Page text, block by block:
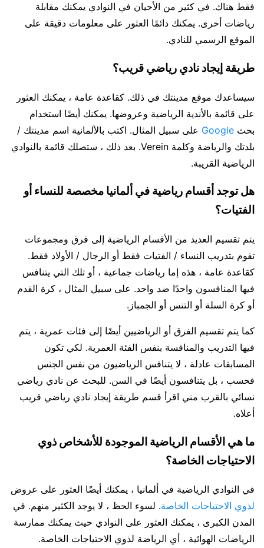
فقط هناك. في كثير من الأحيان في النوادي يمكنك مقابلة
رياضات أخرى. يمكنك دائمًا العثور على معلومات دقيقة على
الموقع الرسمي للنادي.
طريقة إيجاد نادي رياضي قريب؟
سيساعدك موقع مدينتك في ذلك. كقاعدة عامة ، يمكنك العثور
على قائمة بالأندية الرياضية وعروضها. يمكنك أيضًا استخدام
بحث Google على سبيل المثال. اكتب بالألمانية اسم مدينتك /
بلدتك والرياضة وكلمة Verein. بعد ذلك ، ستصلك قائمة بالنوادي
الرياضية القريبة.
هل توجد أقسام رياضية في ألمانيا مخصصة للنساء أو
الفتيات؟
يتم تقسيم العديد من الأقسام الرياضية إلى فرق ومجموعات
تقوم بتدريب النساء / الفتيات فقط أو الرجال / الأولاد فقط.
كقاعدة عامة ، هذه إما رياضات جماعية ، أو تلك التي يتنافس
فيها المنافسون واحدًا ضد واحد. على سبيل المثال ، كرة القدم
أو كرة السلة أو التنس أو الجمباز.
كما يتم تقسيم الفرق أو الرياضيين أيضًا إلى فئات عمرية ، يتم
فيها التدريب والمنافسة بنفس الفئة العمرية. لكي تكون
المسابقات عادلة ، لا يتنافس الرياضيون من نفس الجنس
فحسب ، بل يتنافسون أيضًا في السن. للبحث عن نادي رياضي
نسائي بالقرب مني اقرأ قسم طريقة إيجاد نادي رياضي قريب
أعلاه.
ما هي الأقسام الرياضية الموجودة للأشخاص ذوي
الاحتياجات الخاصة؟
في النوادي الرياضية في ألمانيا ، يمكنك أيضًا العثور على عروض
لذوي الاحتياجات الخاصة. لسوء الحظ ، لا يوجد الكثير منهم. في
المدن الكبرى ، يمكنك العثور على النوادي حيث يمكنك ممارسة
الرياضات الهوائية ، أي الرياضة لذوي الاحتياجات الخاصة.